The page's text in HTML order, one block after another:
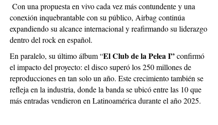
Con una propuesta en vivo cada vez más contundente y una
conexión inquebrantable con su público, Airbag continúa
expandiendo su alcance internacional y reafirmando su liderazgo
dentro del rock en español.
En paralelo, su último álbum “El Club de la Pelea I”confirmó
el impacto del proyecto: el disco superó los 250 millones de
reproducciones en tan solo un año. Este crecimiento también se
refleja en la industria, donde la banda se ubicó entre las 10 que
más entradas vendieron en Latinoamérica durante el año 2025.